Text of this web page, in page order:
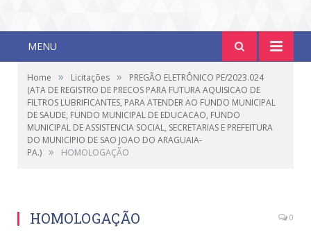
MENU
Home » Licitações »
PREGÃO ELETRÔNICO PE/2023.024
(ATA DE REGISTRO DE PRECOS PARA FUTURA AQUISICAO DE
FILTROS LUBRIFICANTES, PARA ATENDER AO FUNDO MUNICIPAL
DE SAUDE, FUNDO MUNICIPAL DE EDUCACAO, FUNDO
MUNICIPAL DE ASSISTENCIA SOCIAL, SECRETARIAS E PREFEITURA
DO MUNICIPIO DE SAO JOAO DO ARAGUAIA-
PA.) » HOMOLOGAÇÃO
HOMOLOGAÇÃO 0